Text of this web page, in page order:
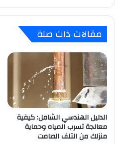
مقالات ذات صلة
الدليل الهندسي الشامل: كيفية
معالجة تسرب المياه وحماية
منزلك من التلف الصامت